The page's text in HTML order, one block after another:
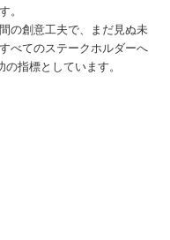
。
の創意工夫で、まだ見ぬ未
べてのステークホルダーへ
指標としています。